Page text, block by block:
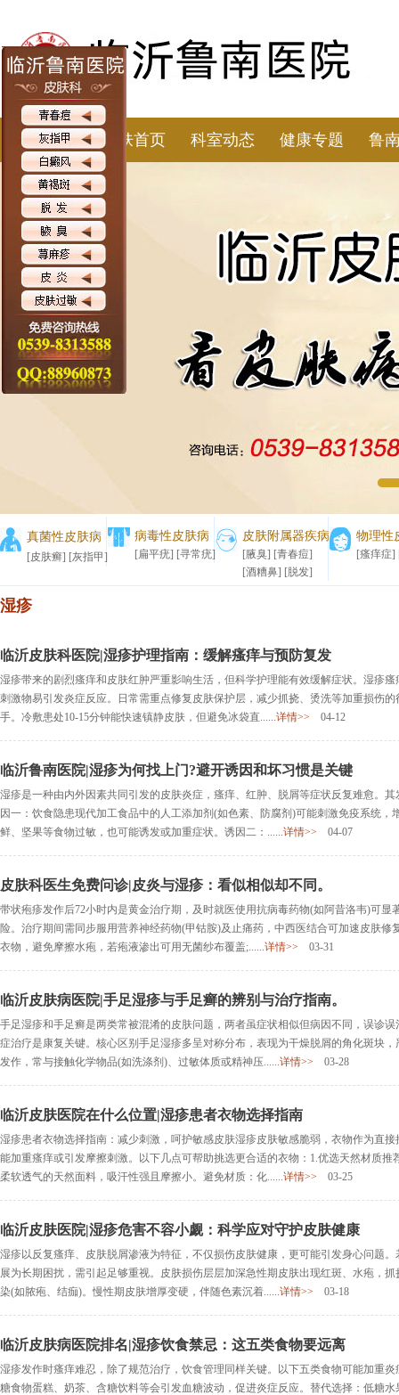
皮肤首页 科室动态 健康专题 鲁
真菌性皮肤病
[皮肤癣] [灰指甲]
病毒性皮肤病
[扁平疣] [寻常疣]
皮肤附属器疾病
[腋臭] [青春痘]
[酒糟鼻] [脱发]
物理性
[瘙痒症]
湿疹
临沂皮肤科医院|湿疹护理指南：缓解瘙痒与预防复发
湿疹带来的剧烈瘙痒和皮肤红肿严重影响生活，但科学护理能有效缓解症状。湿疹
刺激物易引发炎症反应。日常需重点修复皮肤保护层，减少抓挠、烫洗等加重损伤
手。冷敷患处10-15分钟能快速镇静皮肤，但避免冰袋直......详情>> 04-12
临沂鲁南医院|湿疹为何找上门?避开诱因和坏习惯是关键
湿疹是一种由内外因素共同引发的皮肤炎症，瘙痒、红肿、脱屑等症状反复难愈。
因一：饮食隐患现代加工食品中的人工添加剂(如色素、防腐剂)可能刺激免疫系统，
鲜、坚果等食物过敏，也可能诱发或加重症状。诱因二：......详情>> 04-07
皮肤科医生免费问诊|皮炎与湿疹：看似相似却不同。
带状疱疹发作后72小时内是黄金治疗期，及时就医使用抗病毒药物(如阿昔洛韦)可显
险。治疗期间需同步服用营养神经药物(甲钴胺)及止痛药，中西医结合可加速皮肤修
衣物，避免摩擦水疱，若疱液渗出可用无菌纱布覆盖;......详情>> 03-31
临沂皮肤病医院|手足湿疹与手足癣的辨别与治疗指南。
手足湿疹和手足癣是两类常被混淆的皮肤问题，两者虽症状相似但病因不同，误诊
症治疗是康复关键。核心区别手足湿疹多呈对称分布，表现为干燥脱屑的角化斑块
发作，常与接触化学物品(如洗涤剂)、过敏体质或精神压......详情>> 03-28
临沂皮肤医院在什么位置|湿疹患者衣物选择指南
湿疹患者衣物选择指南：减少刺激，呵护敏感皮肤湿疹皮肤敏感脆弱，衣物作为直
能加重瘙痒或引发摩擦刺激。以下几点可帮助挑选更合适的衣物：1.优选天然材质推
柔软透气的天然面料，吸汗性强且摩擦小。避免材质：化......详情>> 03-25
临沂皮肤医院|湿疹危害不容小觑：科学应对守护皮肤健康
湿疹以反复瘙痒、皮肤脱屑渗液为特征，不仅损伤皮肤健康，更可能引发身心问题
展为长期困扰，需引起足够重视。皮肤损伤层层加深急性期皮肤出现红斑、水疱，
染(如脓疱、结痂)。慢性期皮肤增厚变硬，伴随色素沉着......详情>> 03-18
临沂皮肤病医院排名|湿疹饮食禁忌：这五类食物要远离
湿疹发作时瘙痒难忍，除了规范治疗，饮食管理同样关键。以下五类食物可能加重
糖食物蛋糕、奶茶、含糖饮料等会引发血糖波动，促进炎症反应。替代选择：低糖